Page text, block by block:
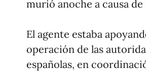
murió anoche a causa
El agente estaba
operación de las
españolas, en